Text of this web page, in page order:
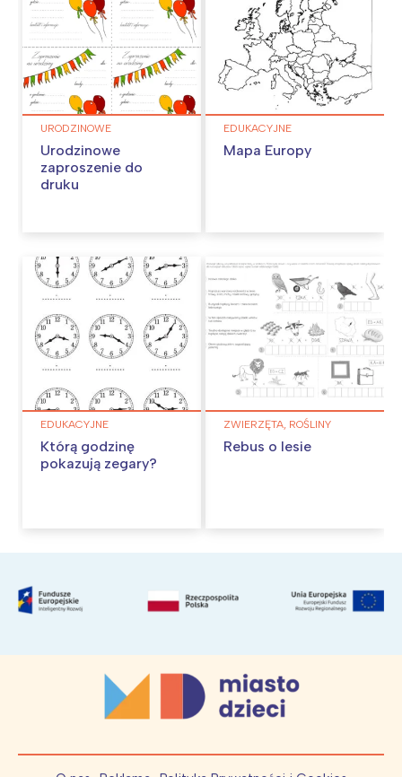
URODZINOWE
Urodzinowe
zaproszenie do
druku
EDUKACYJNE
Mapa Europy
EDUKACYJNE
Którą godzinę
pokazują zegary?
ZWIERZĘTA, ROŚLINY
Rebus o lesie